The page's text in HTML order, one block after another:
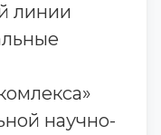
линии
научно-